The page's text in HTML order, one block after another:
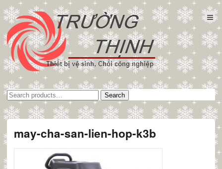
Tìm
kiếm:
Search
may-cha-san-lien-hop-k3b